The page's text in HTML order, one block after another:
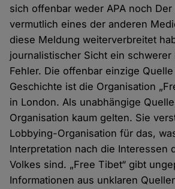
sich offenbar weder APA noch Der
vermutlich eines der anderen
diese Meldung weiterverbreitet
journalistischer Sicht ein
Fehler. Die offenbar einzige
Geschichte ist die Organisation
in London. Als unabhängige
Organisation kaum gelten. Sie
Lobbying-Organisation für das,
Interpretation nach die Interessen
Volkes sind. „Free Tibet“ gibt
Informationen aus unklaren